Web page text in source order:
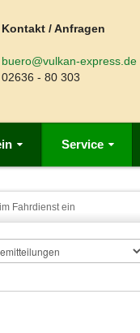
Kontakt / Anfragen
buero@vulkan-express.de
02636 - 80 303
Service
Fahrdienst ein